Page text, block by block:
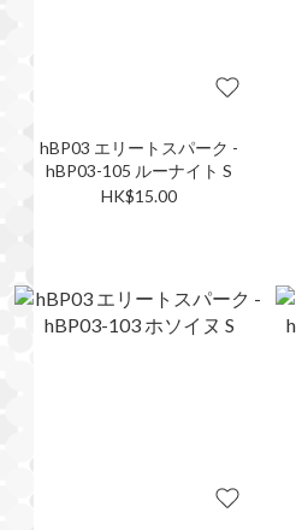
hBP03 エリートスパーク -
hBP03-105 ルーナイト S
HK$15.00